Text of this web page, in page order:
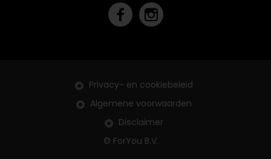
© ForYou B.V.
Privacy- en cookiebeleid
Algemene voorwaarden
Disclaimer